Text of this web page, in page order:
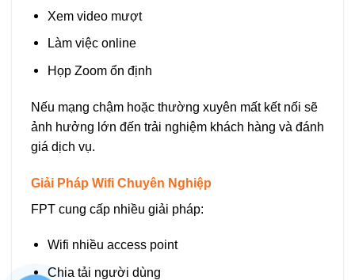
Xem video mượt
Làm việc online
Họp Zoom ổn định
Nếu mạng chậm hoặc thường xuyên mất kết nối sẽ
ảnh hưởng lớn đến trải nghiệm khách hàng và đánh
giá dịch vụ.
Giải Pháp Wifi Chuyên Nghiệp
FPT cung cấp nhiều giải pháp:
Wifi nhiều access point
Chia tải người dùng